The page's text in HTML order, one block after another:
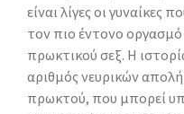
είναι λίγες οι
τον πιο έντονο
πρωκτικού σεξ. Η
αριθμός νευρικών
πρωκτού, που μπορεί